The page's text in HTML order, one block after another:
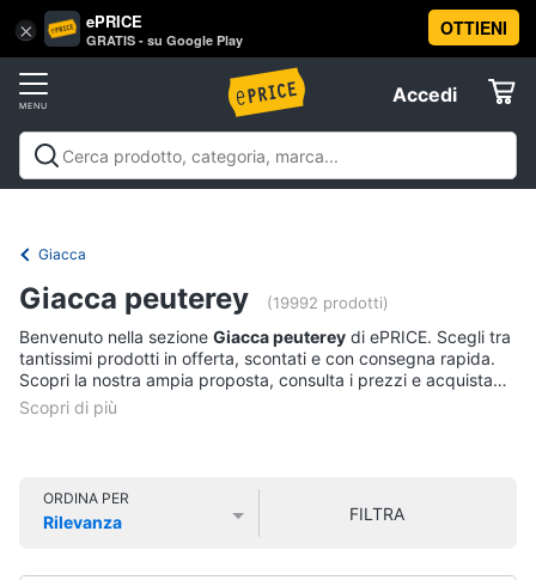
× ePRICE
GRATIS - su Google Play
OTTIENI
Accedi
Accedi
Registrati
Offerte
Telefonia
Tv
Cinema
Vai
al
Abbigliamento
Donna
donna
Cappotto
donna
Felpa
donna
Giacca
Giacca peuterey (19992 prodotti)
Benvenuto nella sezione Giacca peuterey di ePRICE. Scegli tra
tantissimi prodotti in offerta, scontati e con consegna rapida.
Scopri la nostra ampia proposta, consulta i prezzi e acquista
comodamente online.
ORDINA PER
Rilevanza
FILTRA